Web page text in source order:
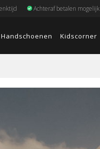
Achteraf betalen mogelijk
Handschoenen Kidscorner